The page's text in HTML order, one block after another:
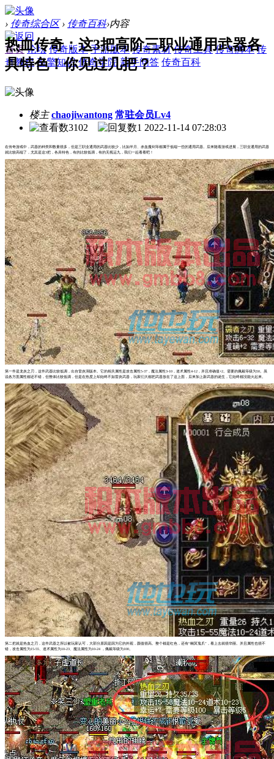
› 传奇综合区 › 传奇百科›内容
首页 论坛 传奇版本 手游版本 传奇素材 传奇工具 传奇脚本 传
奇教程 引擎知识 传奇学院 新手问答 传奇百科
热血传奇：这3把高阶三职业通用武器各
具特色！你见过几把？
楼主 chaojiwantong 常驻会员Lv4
3102
1 2022-11-14 07:28:03
在传奇游戏中，武器的种类和数量很多，但是三职业通用的武器比较少，比如半月、赤血魔剑等都属于低端一些的通用武器。后来随着游戏进展，三职业通用的武器
就比较高端了，尤其是这3把，各具特色，有的比较低调，有的无视运九，我们一起看看吧！
第一件是龙炎之刃，这件武器比较低调，出自雷炎洞版本。它的相关属性是攻击属性5-37，魔法属性3-10，道术属性4-12，并且准确值+2。需要的佩戴等级为50。虽
说各方面属性都还不错，但整体比较低调，但是在热度上却始终不如雷炎武器，玩家们大都把武器放在了这上面，后来加上新武器的诞生，它始终都没能火起来。
第二把就是热血之刃，这件武器之所以被玩家认可，大部分原因是因为它的外观，颜值很高。整个都是红色，还有“幽冥鬼爪”，看上去就很华丽。并且属性也很不
错，攻击属性为15-55、道术属性为10-23、魔法属性为10-24 ，佩戴等级为100。